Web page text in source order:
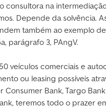
consultora na
Depende da solvência.
também ao exemplo
parágrafo 3, PAngV.
veículos comerciais e
ou leasing possíveis
Consumer Bank, Targo
teremos todo o prazer